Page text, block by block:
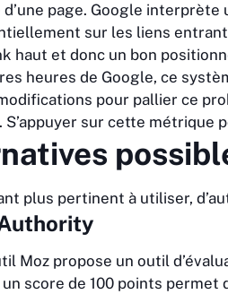
page. Google interprète
sur les liens
haut et donc un bon
heures de Google, ce
pour pallier ce
S’appuyer sur cette métrique
plus pertinent à utiliser,
Moz propose un outil
score de 100 points